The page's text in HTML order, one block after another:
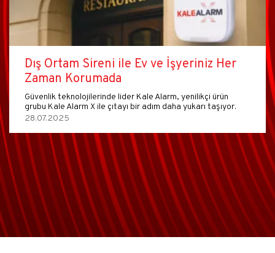
Dış Ortam Sireni ile Ev ve İşyeriniz Her
Zaman Korumada
Güvenlik teknolojilerinde lider Kale Alarm, yenilikçi ürün
grubu Kale Alarm X ile çıtayı bir adım daha yukarı taşıyor.
28.07.2025